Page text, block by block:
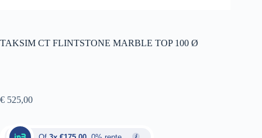
TAKSIM CT FLINTSTONE MARBLE TOP 100 Ø
€ 525,00